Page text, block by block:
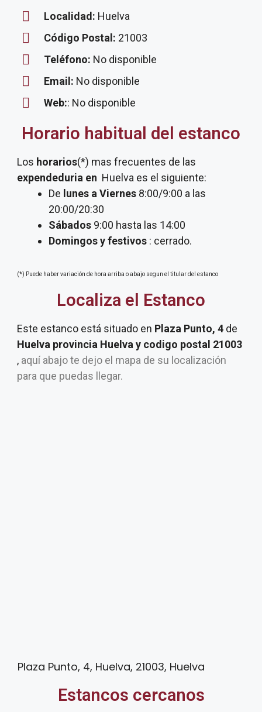
Localidad: Huelva
Código Postal: 21003
Teléfono: No disponible
Email: No disponible
Web:: No disponible
Horario habitual del estanco
Los horarios(*) mas frecuentes de las
expendeduria en Huelva es el siguiente:
De lunes a Viernes 8:00/9:00 a las
20:00/20:30
Sábados 9:00 hasta las 14:00
Domingos y festivos : cerrado.
(*) Puede haber variación de hora arriba o abajo segun el titular del estanco
Localiza el Estanco
Este estanco está situado en Plaza Punto, 4 de
Huelva provincia Huelva y codigo postal 21003
, aquí abajo te dejo el mapa de su localización
para que puedas llegar.
Plaza Punto, 4, Huelva, 21003, Huelva
Estancos cercanos